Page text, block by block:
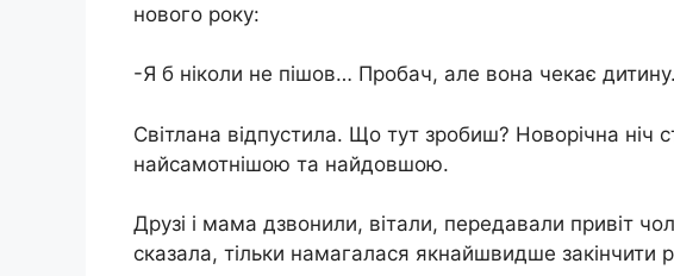
нового року:
-Я б ніколи не пішов… Пробач, але вона чекає дитину.
Світлана відпустила. Що тут зробиш? Новорічна ніч
найсамотнішою та найдовшою.
Друзі і мама дзвонили, вітали, передавали привіт
сказала, тільки намагалася якнайшвидше закінчити